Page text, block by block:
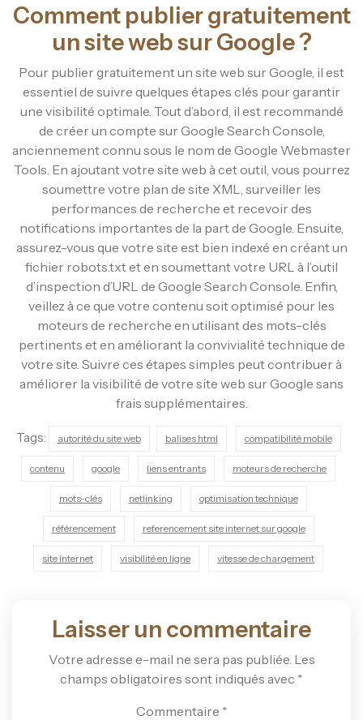
Comment publier gratuitement
un site web sur Google ?
Pour publier gratuitement un site web sur Google, il est
essentiel de suivre quelques étapes clés pour garantir
une visibilité optimale. Tout d’abord, il est recommandé
de créer un compte sur Google Search Console,
anciennement connu sous le nom de Google Webmaster
Tools. En ajoutant votre site web à cet outil, vous pourrez
soumettre votre plan de site XML, surveiller les
performances de recherche et recevoir des
notifications importantes de la part de Google. Ensuite,
assurez-vous que votre site est bien indexé en créant un
fichier robots.txt et en soumettant votre URL à l’outil
d’inspection d’URL de Google Search Console. Enfin,
veillez à ce que votre contenu soit optimisé pour les
moteurs de recherche en utilisant des mots-clés
pertinents et en améliorant la convivialité technique de
votre site. Suivre ces étapes simples peut contribuer à
améliorer la visibilité de votre site web sur Google sans
frais supplémentaires.
Tags: autorité du site web balises html compatibilité mobile
contenu google liens entrants moteurs de recherche
mots-clés netlinking optimisation technique
référencement referencement site internet sur google
site internet visibilité en ligne vitesse de chargement
Laisser un commentaire
Votre adresse e-mail ne sera pas publiée. Les
champs obligatoires sont indiqués avec *
Commentaire *